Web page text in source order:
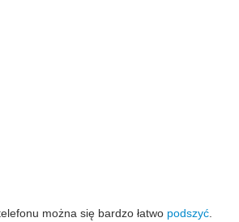
można się bardzo łatwo podszyć.